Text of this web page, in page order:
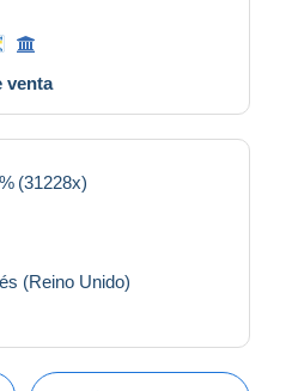
venta
(31228x)
(Reino Unido)